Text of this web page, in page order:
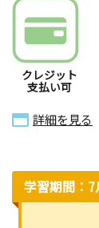
クレジット
支払い可
詳細を見る
学習期間：